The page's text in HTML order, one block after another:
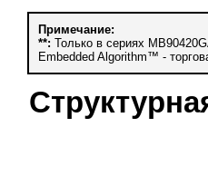
Примечание:
**: Только в сериях
Embedded Algorithm™ -